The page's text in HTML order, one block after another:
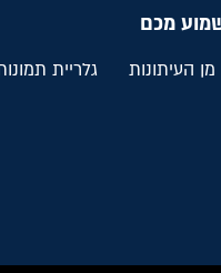
מכם
מן העיתונות גלריית